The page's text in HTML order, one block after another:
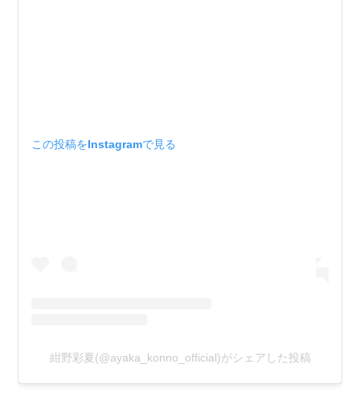
この投稿をInstagramで見る
紺野彩夏(@ayaka_konno_official)がシェアした投稿